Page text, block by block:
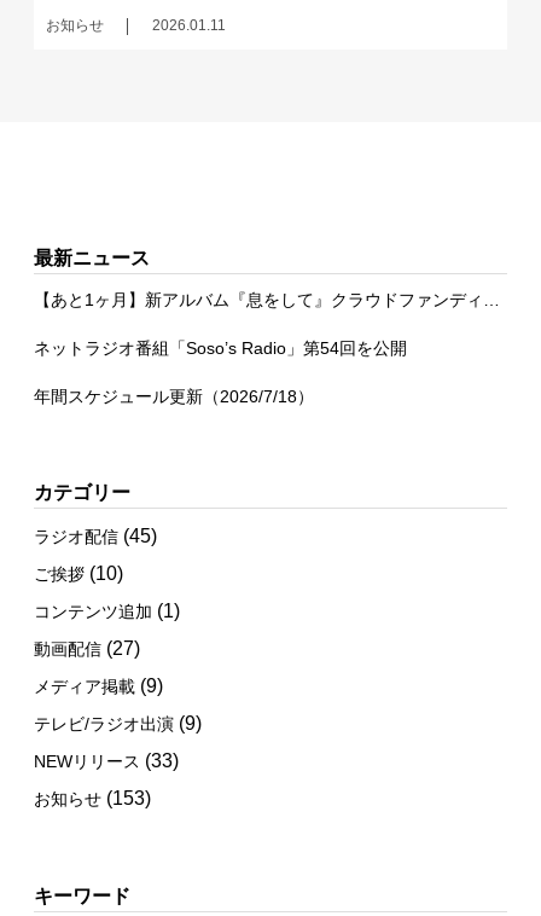
お知らせ 2026.01.11
最新ニュース
ネットラジオ番組「Soso’s Radio」第54回を公開
年間スケジュール更新（2026/7/18）
カテゴリー
ラジオ配信 (45)
ご挨拶 (10)
コンテンツ追加 (1)
動画配信 (27)
メディア掲載 (9)
テレビ/ラジオ出演 (9)
NEWリリース (33)
お知らせ (153)
キーワード